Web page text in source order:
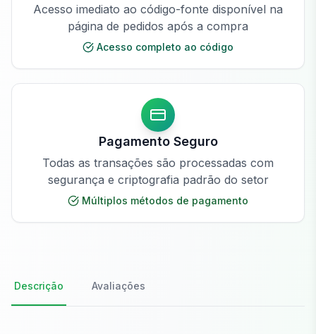
Acesso imediato ao código-fonte disponível na
página de pedidos após a compra
Acesso completo ao código
Pagamento Seguro
Todas as transações são processadas com
segurança e criptografia padrão do setor
Múltiplos métodos de pagamento
Descrição Avaliações